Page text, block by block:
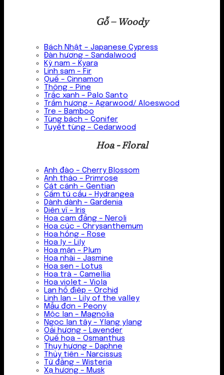
Gỗ – Woody
Bách Nhật – Japanese Cypress
Đàn hương – Sandalwood
Kỳ nam – Kyara
Linh sam – Fir
Quế – Cinnamon
Thông – Pine
Trắc xanh – Palo Santo
Trầm hương – Agarwood/ Aloeswood
Tre – Bamboo
Tùng bách – Conifer
Tuyết tùng – Cedarwood
Hoa - Floral
Anh đào – Cherry Blossom
Anh thảo – Primrose
Cát cánh – Gentian
Cẩm tú cầu – Hydrangea
Dành dành – Gardenia
Diên vĩ – Iris
Hoa cam đắng – Neroli
Hoa cúc – Chrysanthemum
Hoa hồng – Rose
Hoa ly – Lily
Hoa mận – Plum
Hoa nhài – Jasmine
Hoa sen – Lotus
Hoa trà – Camellia
Hoa violet – Viola
Lan hồ điệp – Orchid
Linh lan – Lily of the valley
Mẫu đơn – Peony
Mộc lan – Magnolia
Ngọc lan tây – Ylang ylang
Oải hương – Lavender
Quế hoa – Osmanthus
Thụy hương – Daphne
Thủy tiên – Narcissus
Tử đằng – Wisteria
Xạ hương – Musk